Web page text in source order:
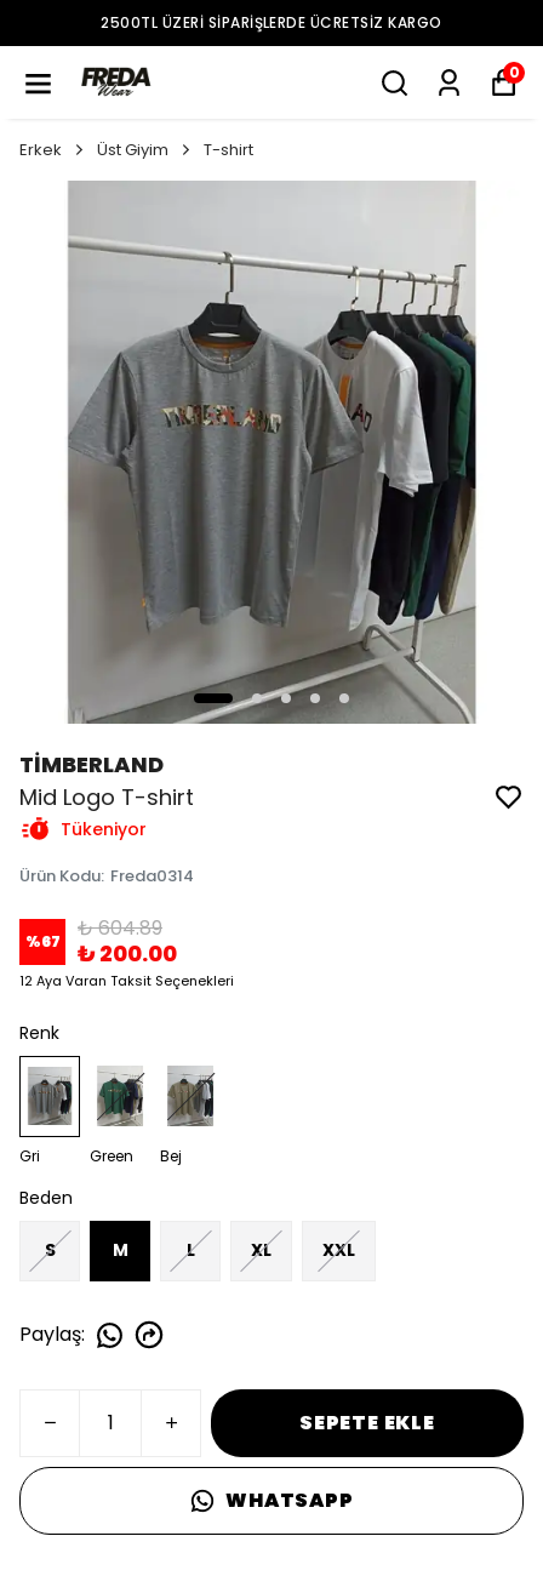
2500TL ÜZERI SIPARIŞLERDE ÜCRETSIZ KARGO
0
Erkek Üst Giyim T-shirt
TİMBERLAND
Mid Logo T-shirt
Tükeniyor
Ürün Kodu: Freda0314
%67 ₺ 604.89
₺ 200.00
12 Aya Varan Taksit Seçenekleri
Renk
Gri Green Bej
Beden
S M L XL XXL
Paylaş:
SEPETE EKLE
WHATSAPP